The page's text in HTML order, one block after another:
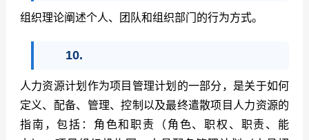
组织理论阐述个人、团队和组织部门的行为方式。
10.
人力资源计划作为项目管理计划的一部分，是关于如何
定义、配备、管理、控制以及最终遣散项目人力资源的
指南，包括：角色和职责（角色、职权、职责、能